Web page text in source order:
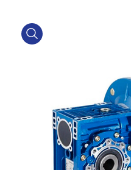
product view